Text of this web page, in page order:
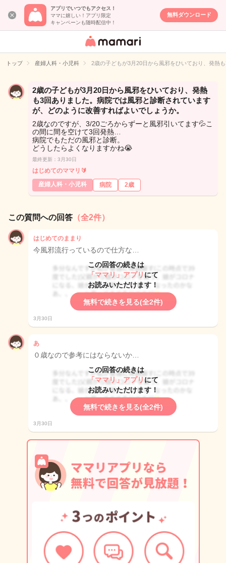
アプリでいつでもアクセス！
ママに嬉しい！アプリ限定
キャンペーンも随時配信中！
無料ダウンロード
女性専用匿名QA
イト
トップ 産婦人科・小児科 2歳の子どもが3月20日から風邪をひいており、発熱
2歳の子どもが3月20日から風邪をひいており、発熱
も3回ありました。病院では風邪と診断されています
が、どのように改善すればよいでしょうか。
2歳なのですが、3/20ごろからずーと風邪引いてます💦こ
の間に間を空けて3回発熱…
病院でもただの風邪と診断。
どうしたらよくなりますかね😭
最終更新：3月30日
はじめてのママリ🔰
産婦人科・小児科
病院 2歳
この質問への回答 （全2件）
はじめてのままり
今風邪流行っているので仕方な…
この回答の続きは
「ママリ」アプリ にて
お読みいただけます！
無料で続きを見る(全2件)
3月30日
あ
０歳なので参考にはならないか…
この回答の続きは
「ママリ」アプリ にて
お読みいただけます！
無料で続きを見る(全2件)
3月30日